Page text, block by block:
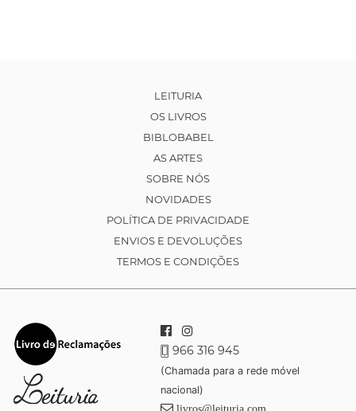
LEITURIA
OS LIVROS
BIBLOBABEL
AS ARTES
SOBRE NÓS
NOVIDADES
POLÍTICA DE PRIVACIDADE
ENVIOS E DEVOLUÇÕES
TERMOS E CONDIÇÕES
966 316 945
(Chamada para a rede móvel
nacional)
livros@leituria.com